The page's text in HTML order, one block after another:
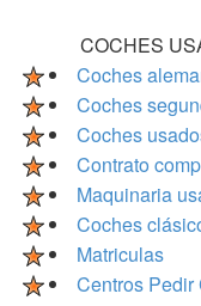
COCHES
Coches
Coches
Coches
Contrato
Maquinaria
Coches
Matriculas
Centros Pedir